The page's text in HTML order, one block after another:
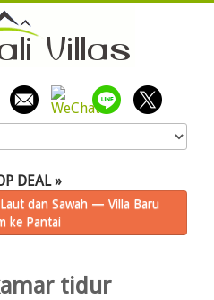
DEAL »
Laut dan Sawah — Villa Baru
ke Pantai
tidur